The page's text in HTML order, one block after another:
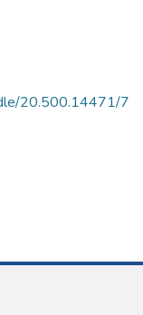
20.500.14471/7